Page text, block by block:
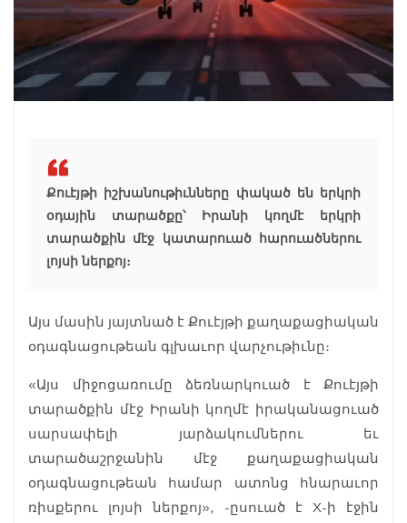
Քուէյթի իշխանութիւնները փակած են երկրի
օդային տարածքը՝ Իրանի կողմէ երկրի
տարածքին մէջ կատարուած հարուածներու
լոյսի ներքոյ։
Այս մասին յայտնած է Քուէյթի քաղաքացիական
օդագնացութեան գլխաւոր վարչութիւնը։
«Այս միջոցառումը ձեռնարկուած է Քուէյթի
տարածքին մէջ Իրանի կողմէ իրականացուած
սարսափելի յարձակումներու եւ
տարածաշրջանին մէջ քաղաքացիական
օդագնացութեան համար ատոնց հնարաւոր
ռիսքերու լոյսի ներքոյ», -ըսուած է X-ի էջին